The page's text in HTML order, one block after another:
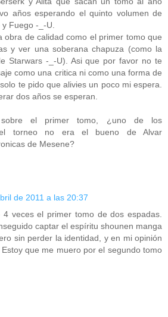
años esperando el quinto volumen de
Fuego -_-U.
obra de calidad como el primer tomo que
y ver una soberana chapuza (como la
Starwars -_-U). Asi que por favor no te
como una critica ni como una forma de
te pido que alivies un poco mi espera.
dos años se esperan.
sobre el primer tomo, ¿uno de los
torneo no era el bueno de Alvar
de Mesene?
de 2011 a las 20:37
4 veces el primer tomo de dos espadas.
captar el espíritu shounen manga
sin perder la identidad, y en mi opinión
que me muero por el segundo tomo